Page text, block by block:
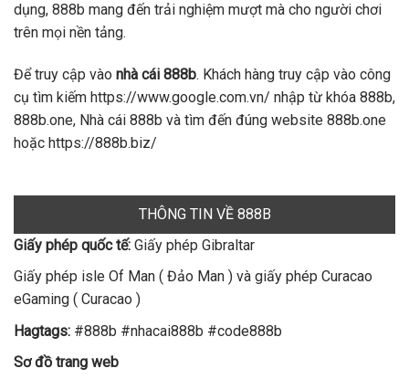
dụng, 888b mang đến trải nghiệm mượt mà cho người chơi
trên mọi nền tảng.
Để truy cập vào nhà cái 888b. Khách hàng truy cập vào công
cụ tìm kiếm https://www.google.com.vn/ nhập từ khóa 888b,
888b.one, Nhà cái 888b và tìm đến đúng website 888b.one
hoặc https://888b.biz/
THÔNG TIN VỀ 888B
Giấy phép quốc tế: Giấy phép Gibraltar
Giấy phép isle Of Man ( Đảo Man ) và giấy phép Curacao
eGaming ( Curacao )
Hagtags: #888b #nhacai888b #code888b
Sơ đồ trang web